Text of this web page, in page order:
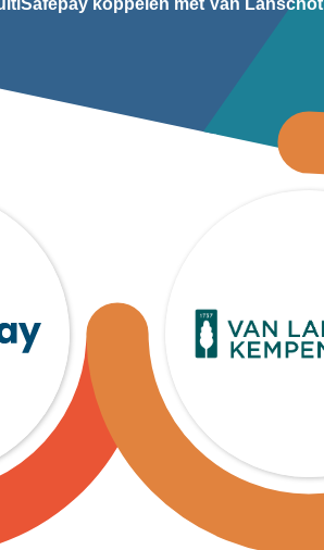
koppelen met Van Lanschot